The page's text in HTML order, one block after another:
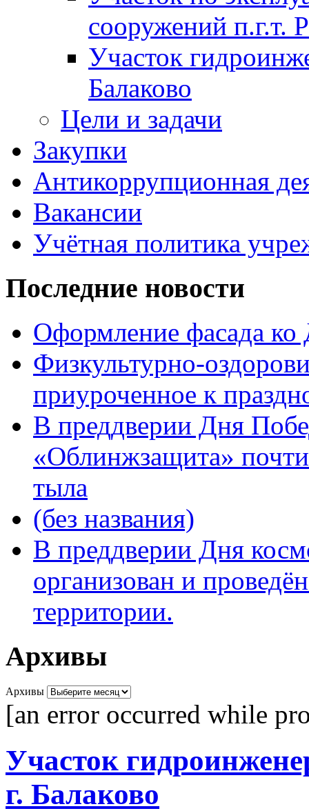
сооружений п.г.т.
Участок
Балаково
Цели и задачи
Закупки
Антикоррупционная
Вакансии
Учётная политика
Последние новости
Оформление фасада
Физкультурно-
приуроченное к
В преддверии Дня
«Облинжзащита»
тыла
(без названия)
В преддверии Дня
организован и
территории.
Архивы
Архивы
[an error occurred while
Участок
г. Балаково